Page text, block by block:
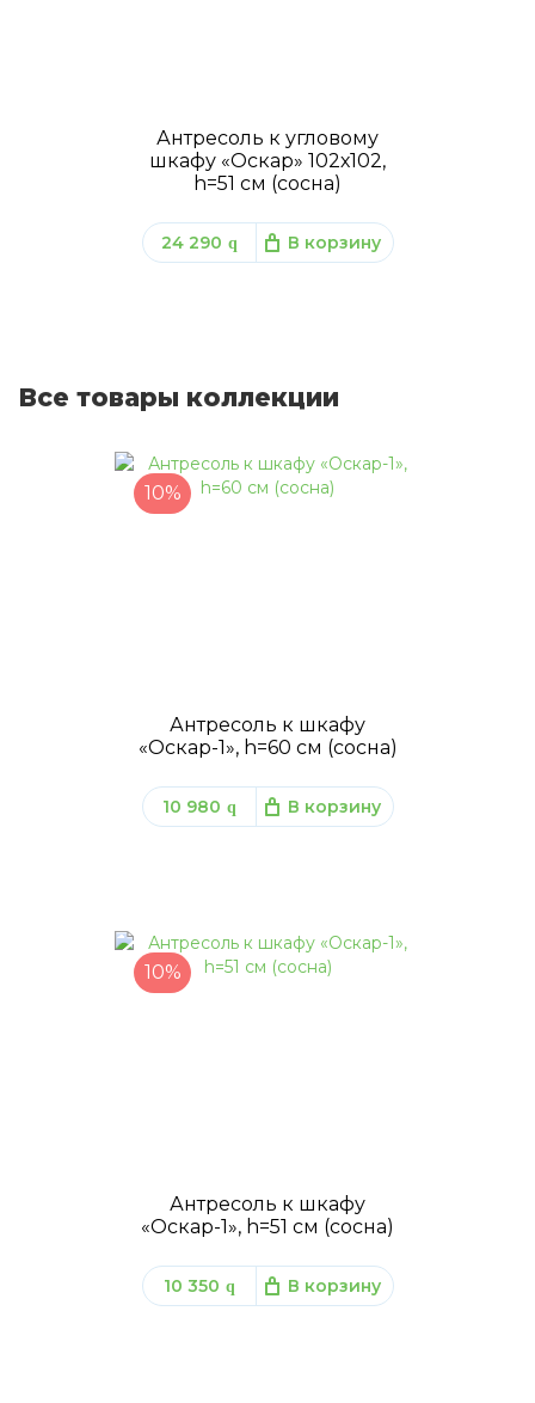
Антресоль к угловому
шкафу «Оскар» 102х102,
h=51 см (сосна)
24 290 q В корзину
Все товары коллекции
10%
Антресоль к шкафу
«Оскар-1», h=60 см (сосна)
10 980 q В корзину
10%
Антресоль к шкафу
«Оскар-1», h=51 см (сосна)
10 350 q В корзину